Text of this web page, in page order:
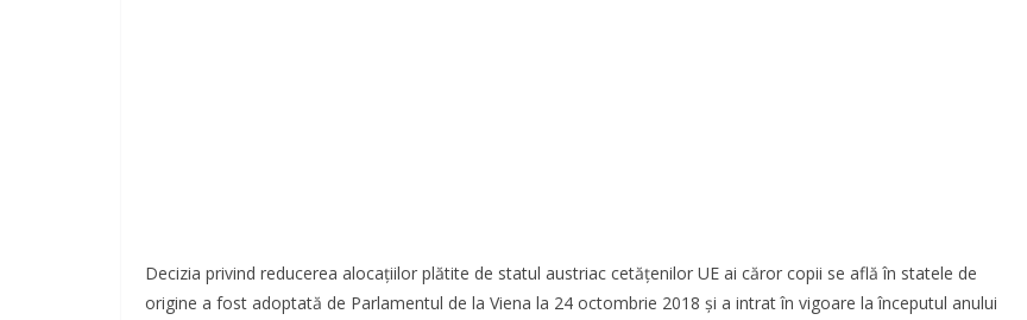
Decizia privind reducerea alocaţiilor plătite de statul austriac cetăţenilor UE ai căror copii se află în statele de
origine a fost adoptată de Parlamentul de la Viena la 24 octombrie 2018 şi a intrat în vigoare la începutul anului